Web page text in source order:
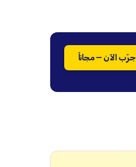
جرّب الآن — مجاناً